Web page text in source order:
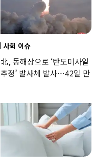
사회 이슈
北, 동해상으로 ‘탄도미사일
추정’ 발사체 발사…42일 만